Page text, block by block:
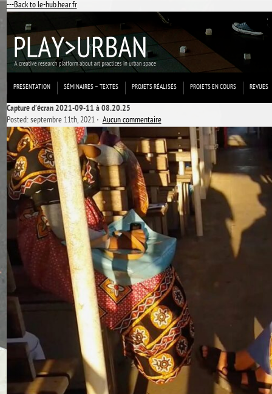
---Back to le-hub.hear.fr
PRESENTATION SÉMINAIRES – TEXTES PROJETS RÉALISÉS PROJETS EN COURS REVUES
Capture d’écran 2021-09-11 à 08.20.25
Posted: septembre 11th, 2021 ˑAucun commentaire